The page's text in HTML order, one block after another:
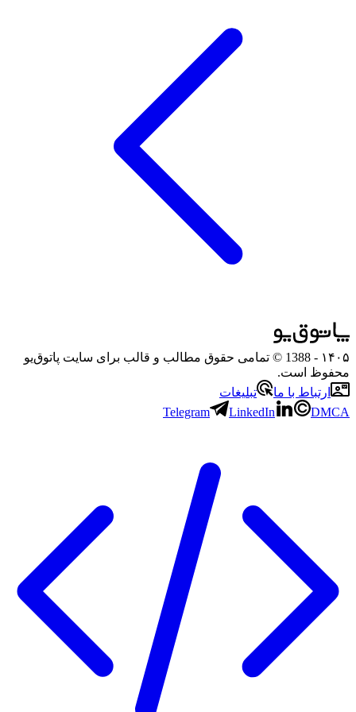
۱۴۰۵
- 1388 © تمامی حقوق مطالب و قالب برای سایت پاتوق‌یو
محفوظ است.
ارتباط با ما
تبلیغات
Telegram
LinkedIn DMCA